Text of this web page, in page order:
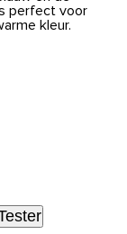
perfect voor
kleur.